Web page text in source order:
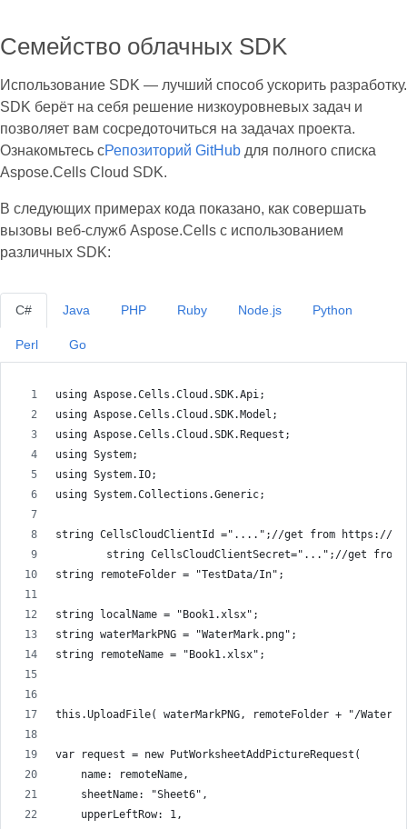
Семейство облачных SDK
Использование SDK — лучший способ ускорить разработку.
SDK берёт на себя решение низкоуровневых задач и
позволяет вам сосредоточиться на задачах проекта.
Ознакомьтесь сРепозиторий GitHub для полного списка
Aspose.Cells Cloud SDK.
В следующих примерах кода показано, как совершать
вызовы веб-служб Aspose.Cells с использованием
различных SDK:
C#
using Aspose.Cells.Cloud.SDK.Api;
using Aspose.Cells.Cloud.SDK.Model;
using Aspose.Cells.Cloud.SDK.Request;
using System;
using System.IO;
using System.Collections.Generic;
string CellsCloudClientId ="....";//get from https://
string CellsCloudClientSecret="...";//get
string remoteFolder = "TestData/In";
string localName = "Book1.xlsx";
string waterMarkPNG = "WaterMark.png";
string remoteName = "Book1.xlsx";
this.UploadFile( waterMarkPNG, remoteFolder + "/
var request = new PutWorksheetAddPictureRequest(
    name: remoteName,
    sheetName: "Sheet6",
    upperLeftRow: 1,
Java PHP Ruby Node.js Python
Perl Go